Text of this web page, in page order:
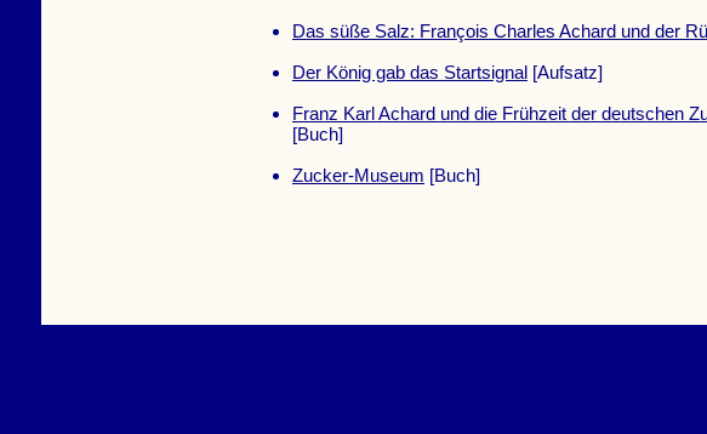
Das süße Salz: François Charles Achard und der
Der König gab das Startsignal [Aufsatz]
Franz Karl Achard und die Frühzeit der deutschen
[Buch]
Zucker-Museum [Buch]